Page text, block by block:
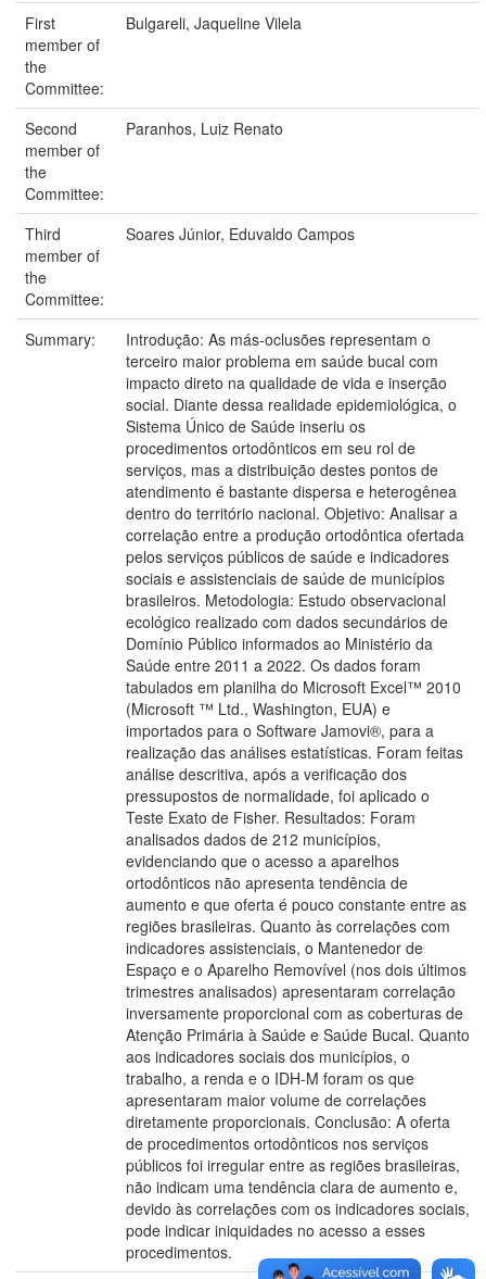
First
member of
the
Committee:
Bulgareli, Jaqueline Vilela
Second
member of
the
Committee:
Paranhos, Luiz Renato
Third
member of
the
Committee:
Soares Júnior, Eduvaldo Campos
Summary:
Introdução: As más-oclusões representam o
terceiro maior problema em saúde bucal com
impacto direto na qualidade de vida e inserção
social. Diante dessa realidade epidemiológica, o
Sistema Único de Saúde inseriu os
procedimentos ortodônticos em seu rol de
serviços, mas a distribuição destes pontos de
atendimento é bastante dispersa e heterogênea
dentro do território nacional. Objetivo: Analisar a
correlação entre a produção ortodôntica ofertada
pelos serviços públicos de saúde e indicadores
sociais e assistenciais de saúde de municípios
brasileiros. Metodologia: Estudo observacional
ecológico realizado com dados secundários de
Domínio Público informados ao Ministério da
Saúde entre 2011 a 2022. Os dados foram
tabulados em planilha do Microsoft Excel™ 2010
(Microsoft ™ Ltd., Washington, EUA) e
importados para o Software Jamovi®, para a
realização das análises estatísticas. Foram feitas
análise descritiva, após a verificação dos
pressupostos de normalidade, foi aplicado o
Teste Exato de Fisher. Resultados: Foram
analisados dados de 212 municípios,
evidenciando que o acesso a aparelhos
ortodônticos não apresenta tendência de
aumento e que oferta é pouco constante entre as
regiões brasileiras. Quanto às correlações com
indicadores assistenciais, o Mantenedor de
Espaço e o Aparelho Removível (nos dois últimos
trimestres analisados) apresentaram correlação
inversamente proporcional com as coberturas de
Atenção Primária à Saúde e Saúde Bucal. Quanto
aos indicadores sociais dos municípios, o
trabalho, a renda e o IDH-M foram os que
apresentaram maior volume de correlações
diretamente proporcionais. Conclusão: A oferta
de procedimentos ortodônticos nos serviços
públicos foi irregular entre as regiões brasileiras,
não indicam uma tendência clara de aumento e,
devido às correlações com os indicadores sociais,
pode indicar iniquidades no acesso a esses
procedimentos.